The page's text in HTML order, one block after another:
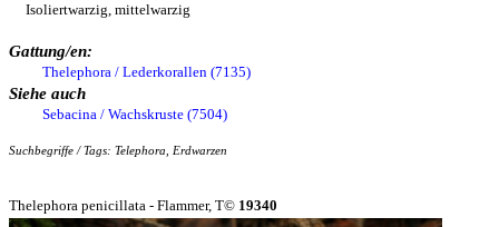
Isoliertwarzig, mittelwarzig
Gattung/en:
Thelephora / Lederkorallen (7135)
Siehe auch
Sebacina / Wachskruste (7504)
Suchbegriffe / Tags: Telephora, Erdwarzen
Thelephora penicillata - Flammer, T© 19340